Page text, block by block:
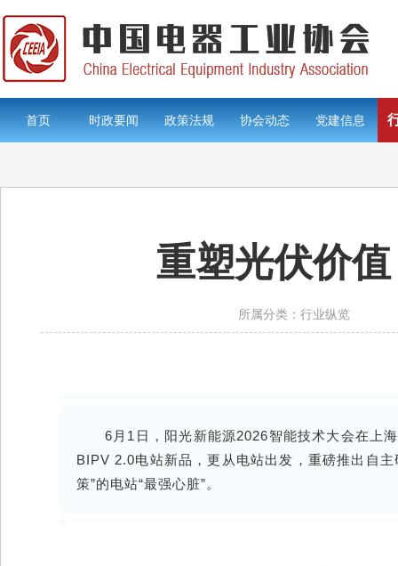
首页 时政要闻 政策法规 协会动态 党建信息
重塑光伏价
所属分类：行业纵览
6月1日， 阳光新能源2026智能技术大会在上
BIPV 2.0电站新品，更从电站出发，重磅推出自
策”的电站“最强心脏”。